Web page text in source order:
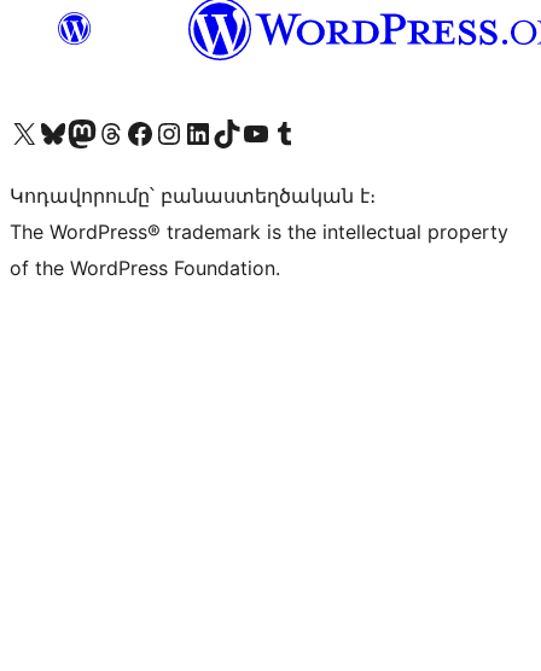
Visit our X (formerly Twitter) account
Visit our Bluesky account
Visit our Mastodon account
Visit our Threads account
Visit our Facebook page
Visit our Instagram account
Visit our LinkedIn account
Visit our TikTok account
Visit our YouTube channel
Visit our Tumblr account
Կոդավորումը՝ բանաստեղծական է։
The WordPress® trademark is the intellectual property
of the WordPress Foundation.